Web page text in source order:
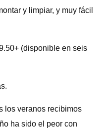
y limpiar, y muy fácil
(disponible en seis
los veranos recibimos
ha sido el peor con